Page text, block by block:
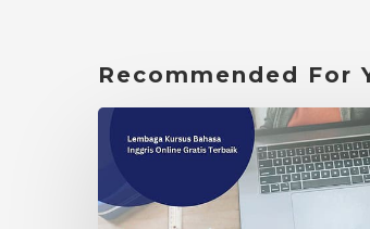
Recommended For
Lembaga
Kursus
Bahasa
Inggris